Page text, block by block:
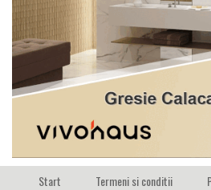
Start Termeni si conditii